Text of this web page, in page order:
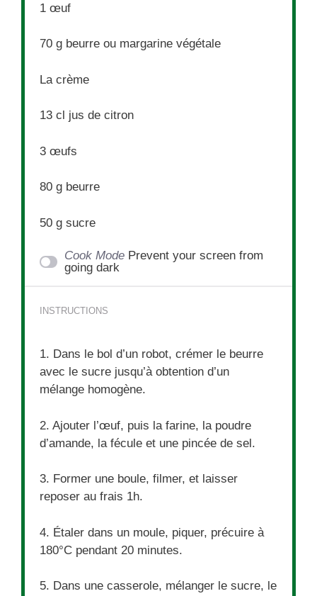
1 œuf
70 g beurre ou margarine végétale
La crème
13 cl jus de citron
3 œufs
80 g beurre
50 g sucre
Cook Mode Prevent your screen from
going dark
INSTRUCTIONS
1. Dans le bol d’un robot, crémer le beurre
avec le sucre jusqu’à obtention d’un
mélange homogène.
2. Ajouter l’œuf, puis la farine, la poudre
d’amande, la fécule et une pincée de sel.
3. Former une boule, filmer, et laisser
reposer au frais 1h.
4. Étaler dans un moule, piquer, précuire à
180°C pendant 20 minutes.
5. Dans une casserole, mélanger le sucre, le